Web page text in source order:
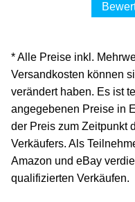
* Alle Preise inkl.
Versandkosten können
verändert haben. Es ist
angegebenen Preise in
der Preis zum Zeitpunkt
Verkäufers. Als
Amazon und eBay
qualifizierten Verkäufen.